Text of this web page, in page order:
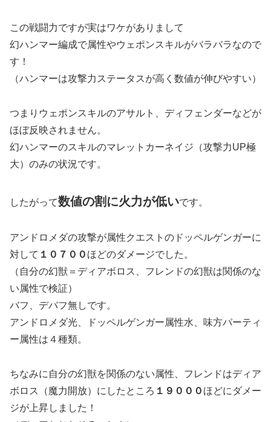
この戦闘力ですが実はワケがありまして
幻ハンマー編成で属性やウェポンスキルがバラバラなので
す！
（ハンマーは攻撃力ステータスが高く数値が伸びやすい）
つまりウェポンスキルのアサルト、ディフェンダーなどが
ほぼ反映されません。
幻ハンマーのスキルのマレットカーネイジ（攻撃力UP極
大）のみの状況です。
したがって数値の割に火力が低いです。
アンドロメダの攻撃が属性クエストのドッペルゲンガーに
対して １０７００ ほどのダメージでした。
（自分の幻獣＝ディアボロス、フレンドの幻獣は関係のな
い属性で検証）
バフ、デバフ無しです。
アンドロメダ光、ドッペルゲンガー属性水、味方パーティ
ー属性は４種類。
ちなみに自分の幻獣を関係のない属性、フレンドはディア
ボロス（魔力開放）にしたところ １９０００ ほどにダメー
ジが上昇しました！